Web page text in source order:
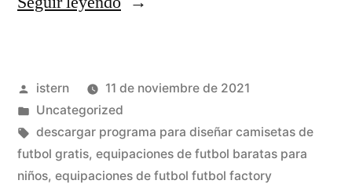
West,
27
P»
Publicado
por
istern
11 de noviembre de 2021
Publicado
en
Uncategorized
Etiquetas:
descargar programa para diseñar camisetas de
futbol gratis, equipaciones de futbol baratas para
niños, equipaciones de futbol futbol factory